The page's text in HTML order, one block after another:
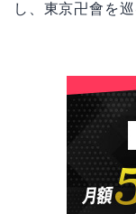
し、東京卍會を